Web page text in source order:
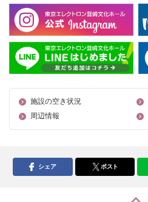
施設の空き状況
周辺情報
シェア ポスト